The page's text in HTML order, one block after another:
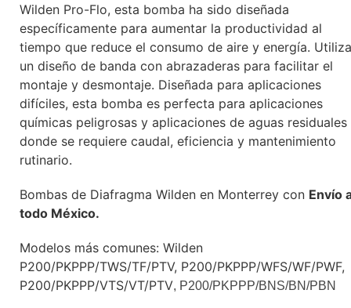
Wilden Pro-Flo, esta bomba ha sido diseñada
específicamente para aumentar la productividad al
tiempo que reduce el consumo de aire y energía. Utiliza
un diseño de banda con abrazaderas para facilitar el
montaje y desmontaje. Diseñada para aplicaciones
difíciles, esta bomba es perfecta para aplicaciones
químicas peligrosas y aplicaciones de aguas residuales
donde se requiere caudal, eficiencia y mantenimiento
rutinario.
Bombas de Diafragma Wilden en Monterrey con Envío
todo México.
Modelos más comunes: Wilden
P200/PKPPP/TWS/TF/PTV, P200/PKPPP/WFS/WF/PWF,
P200/PKPPP/VTS/VT/PTV, P200/PKPPP/BNS/BN/PBN